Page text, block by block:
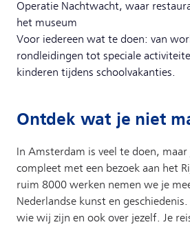
Operatie Nachtwacht, waar
het museum
Voor iedereen wat te doen: van
rondleidingen tot speciale
kinderen tijdens schoolvakanties.
Ontdek wat je niet
In Amsterdam is veel te doen, maar
compleet met een bezoek aan het
ruim 8000 werken nemen we je
Nederlandse kunst en
wie wij zijn en ook over jezelf. Je